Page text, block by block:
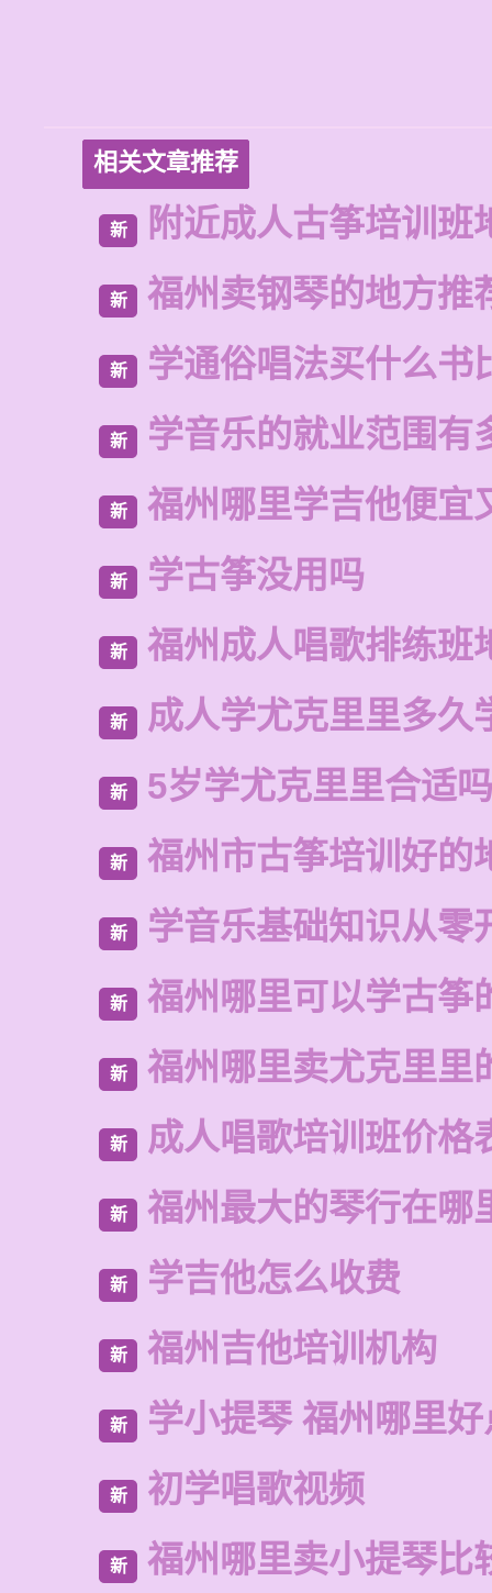
相关文章推荐
新 附近成人古筝培训班
新 福州卖钢琴的地方推
新 学通俗唱法买什么书
新 学音乐的就业范围有
新 福州哪里学吉他便宜
新 学古筝没用吗
新 福州成人唱歌排练班
新 成人学尤克里里多久
新 5岁学尤克里里合适
新 福州市古筝培训好的
新 学音乐基础知识从零
新 福州哪里可以学古筝
新 福州哪里卖尤克里里
新 成人唱歌培训班价格
新 福州最大的琴行在哪
新 学吉他怎么收费
新 福州吉他培训机构
新 学小提琴 福州哪里
新 初学唱歌视频
新 福州哪里卖小提琴比